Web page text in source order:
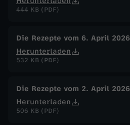
444 KB (PDF)
Die Rezepte vom 6. April 2026
Herunterladen
532 KB (PDF)
Die Rezepte vom 2. April 2026
Herunterladen
506 KB (PDF)